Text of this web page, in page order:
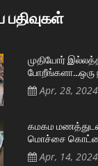
பதிவுகள்
முதியோர்
போறீங்களா…ஒரு
Apr, 28, 2024
கமகம
மொச்சை
Apr, 14, 2024